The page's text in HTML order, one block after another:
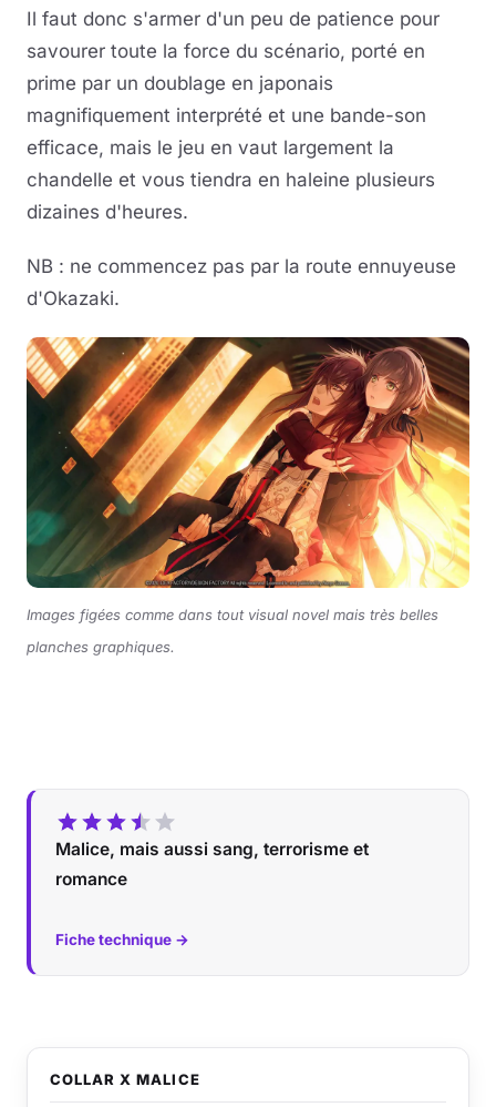
Il faut donc s'armer d'un peu de patience pour
savourer toute la force du scénario, porté en
prime par un doublage en japonais
magnifiquement interprété et une bande-son
efficace, mais le jeu en vaut largement la
chandelle et vous tiendra en haleine plusieurs
dizaines d'heures.
NB : ne commencez pas par la route ennuyeuse
d'Okazaki.
Images figées comme dans tout visual novel mais très belles
planches graphiques.
Malice, mais aussi sang, terrorisme et
romance
Fiche technique →
COLLAR X MALICE